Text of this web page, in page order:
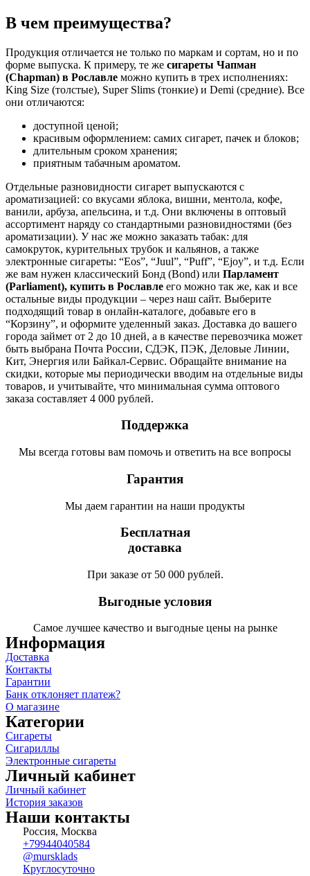
В чем преимущества?
Продукция отличается не только по маркам и сортам, но и по
форме выпуска. К примеру, те же сигареты Чапман
(Chapman) в Рославле можно купить в трех исполнениях:
King Size (толстые), Super Slims (тонкие) и Demi (средние). Все
они отличаются:
доступной ценой;
красивым оформлением: самих сигарет, пачек и блоков;
длительным сроком хранения;
приятным табачным ароматом.
Отдельные разновидности сигарет выпускаются с
ароматизацией: со вкусами яблока, вишни, ментола, кофе,
ванили, арбуза, апельсина, и т.д. Они включены в оптовый
ассортимент наряду со стандартными разновидностями (без
ароматизации). У нас же можно заказать табак: для
самокруток, курительных трубок и кальянов, а также
электронные сигареты: “Eos”, “Juul”, “Puff”, “Ejoy”, и т.д. Если
же вам нужен классический Бонд (Bond) или Парламент
(Parliament), купить в Рославле его можно так же, как и все
остальные виды продукции – через наш сайт. Выберите
подходящий товар в онлайн-каталоге, добавьте его в
“Корзину”, и оформите уделенный заказ. Доставка до вашего
города займет от 2 до 10 дней, а в качестве перевозчика может
быть выбрана Почта России, СДЭК, ПЭК, Деловые Линии,
Кит, Энергия или Байкал-Сервис. Обращайте внимание на
скидки, которые мы периодически вводим на отдельные виды
товаров, и учитывайте, что минимальная сумма оптового
заказа составляет 4 000 рублей.
Поддержка
Мы всегда готовы вам помочь и ответить на все вопросы
Гарантия
Мы даем гарантии на наши продукты
Бесплатная
доставка
При заказе от 50 000 рублей.
Выгодные условия
Самое лучшее качество и выгодные цены на рынке
Информация
Доставка
Контакты
Гарантии
Банк отклоняет платеж?
О магазине
Категории
Сигареты
Сигариллы
Электронные сигареты
Личный кабинет
Личный кабинет
История заказов
Наши контакты
Россия, Москва
+79944040584
@mursklads
Круглосуточно